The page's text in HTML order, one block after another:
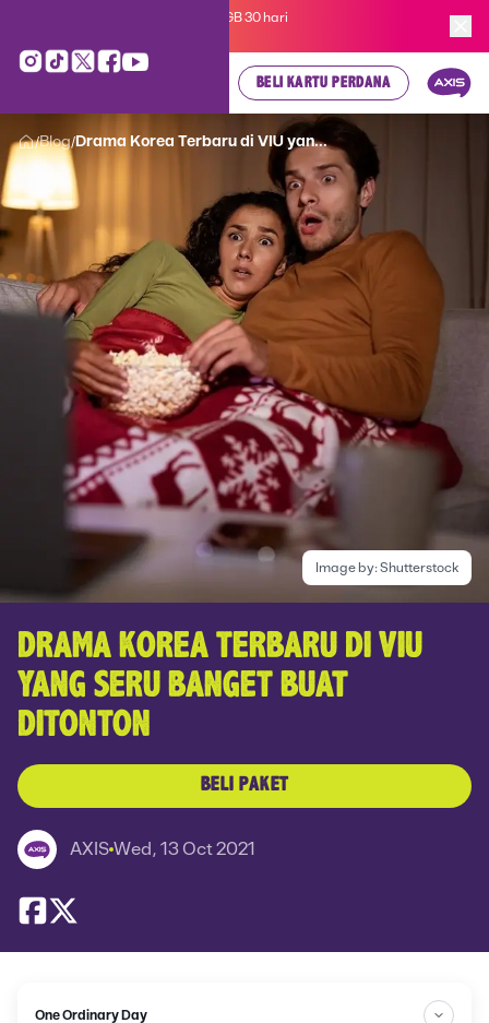
Kartu Perdana AXIS Suka-Suka 3GB 30 hari
BELI KARTU PERDANA
/Blog/ Drama Korea Terbaru di VIU yan...
Image by:Shutterstock
DRAMA KOREA TERBARU DI VIU
YANG SERU BANGET BUAT
DITONTON
BELI PAKET
AXIS Wed, 13 Oct 2021
One Ordinary Day